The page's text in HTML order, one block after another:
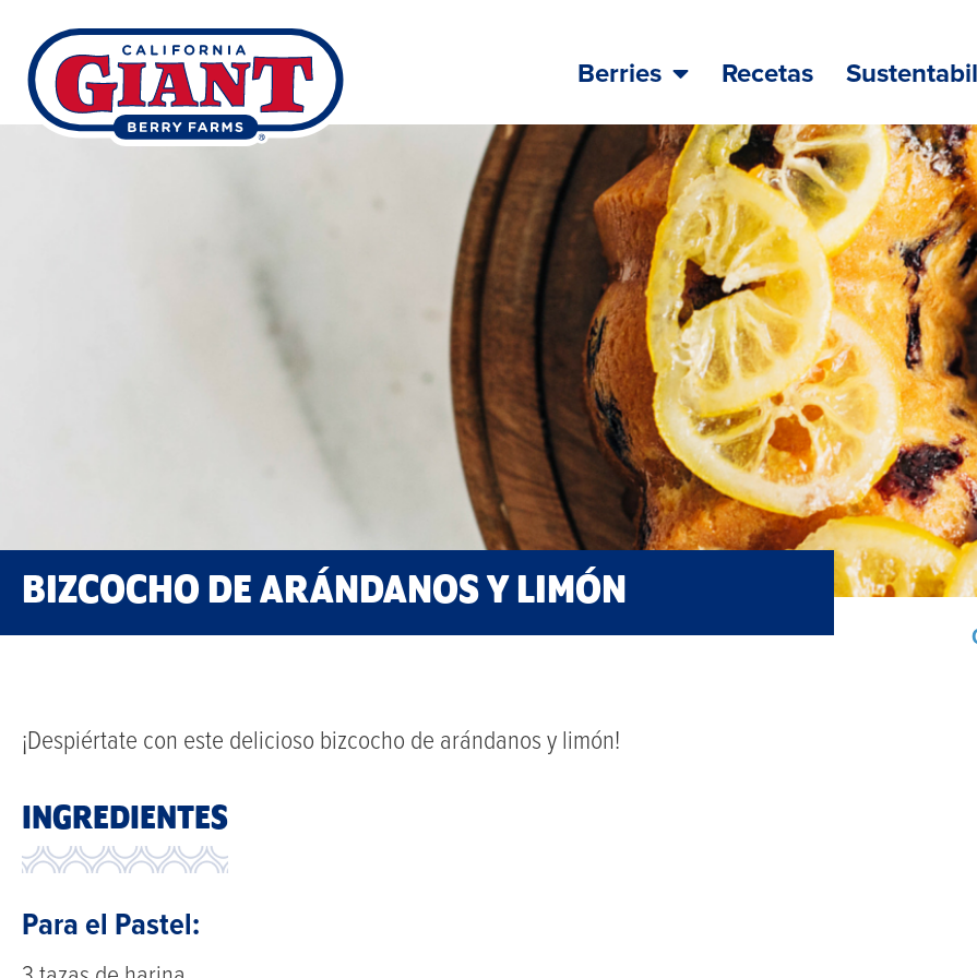
Berries Recetas
BIZCOCHO DE ARÁNDANOS Y LIMÓN
¡Despiértate con este delicioso bizcocho de arándanos y limón!
INGREDIENTES
Para el Pastel: